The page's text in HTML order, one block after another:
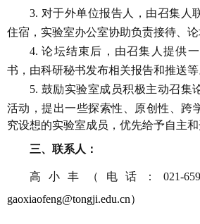
3. 对于外单位报告人，由召集人
住宿，实验室办公室协助负责接待、论
4.论坛结束后，由召集人提供
书，由科研秘书发布相关报告和推送等
5. 鼓励实验室成员积极主动召集
活动，提出一些探索性、原创性、跨
究设想的实验室成员 ，优先给予自主
三、 联系人：
高小丰（电话：021-
gaoxiaofeng@tongji.edu.cn）